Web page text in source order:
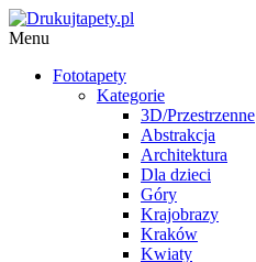
Menu
Fototapety
Kategorie
3D/Przestrzenne
Abstrakcja
Architektura
Dla dzieci
Góry
Krajobrazy
Kraków
Kwiaty